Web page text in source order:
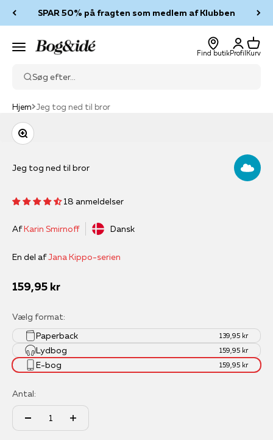
SPAR 50% på fragten som medlem af Klubben
Menu Bog & idé
Find butik
Log ind
Profil
Kurv
Kurv
Søg efter...
Hjem Jeg tog ned til bror
Zoom
Jeg tog ned til bror
18 anmeldelser
AfKarin Smirnoff Dansk
En del afJana Kippo-serien
Salgspris
159,95 kr
Vælg format:
Paperback
139,95 kr
Lydbog 159,95 kr
E-bog 159,95 kr
Antal: